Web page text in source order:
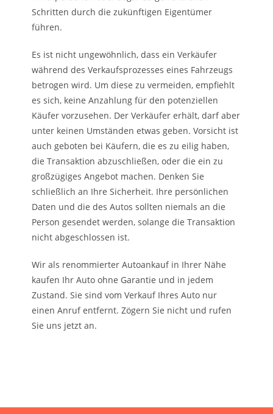
Schritten durch die zukünftigen Eigentümer
führen.
Es ist nicht ungewöhnlich, dass ein Verkäufer
während des Verkaufsprozesses eines Fahrzeugs
betrogen wird. Um diese zu vermeiden, empfiehlt
es sich, keine Anzahlung für den potenziellen
Käufer vorzusehen. Der Verkäufer erhält, darf aber
unter keinen Umständen etwas geben. Vorsicht ist
auch geboten bei Käufern, die es zu eilig haben,
die Transaktion abzuschließen, oder die ein zu
großzügiges Angebot machen. Denken Sie
schließlich an Ihre Sicherheit. Ihre persönlichen
Daten und die des Autos sollten niemals an die
Person gesendet werden, solange die Transaktion
nicht abgeschlossen ist.
Wir als renommierter Autoankauf in Ihrer Nähe
kaufen Ihr Auto ohne Garantie und in jedem
Zustand. Sie sind vom Verkauf Ihres Auto nur
einen Anruf entfernt. Zögern Sie nicht und rufen
Sie uns jetzt an.